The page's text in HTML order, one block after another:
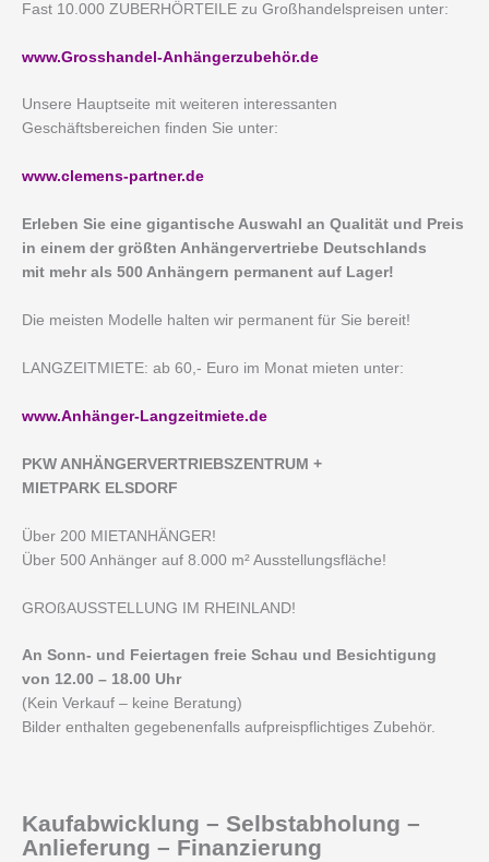
Fast 10.000 ZUBERHÖRTEILE zu Großhandelspreisen unter:
www.Grosshandel-Anhängerzubehör.de
Unsere Hauptseite mit weiteren interessanten
Geschäftsbereichen finden Sie unter:
www.clemens-partner.de
Erleben Sie eine gigantische Auswahl an Qualität und Preis
in einem der größten Anhängervertriebe Deutschlands
mit mehr als 500 Anhängern permanent auf Lager!
Die meisten Modelle halten wir permanent für Sie bereit!
LANGZEITMIETE: ab 60,- Euro im Monat mieten unter:
www.Anhänger-Langzeitmiete.de
PKW ANHÄNGERVERTRIEBSZENTRUM +
MIETPARK ELSDORF
Über 200 MIETANHÄNGER!
Über 500 Anhänger auf 8.000 m² Ausstellungsfläche!
GROßAUSSTELLUNG IM RHEINLAND!
An Sonn- und Feiertagen freie Schau und Besichtigung
von 12.00 – 18.00 Uhr
(Kein Verkauf – keine Beratung)
Bilder enthalten gegebenenfalls aufpreispflichtiges Zubehör.
Kaufabwicklung – Selbstabholung –
Anlieferung – Finanzierung